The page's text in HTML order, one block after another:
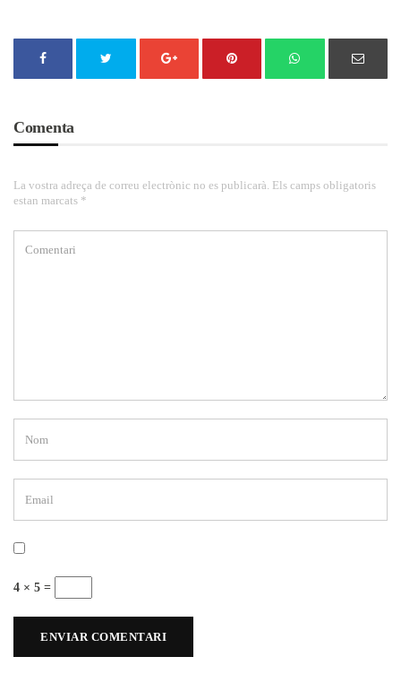
Comenta
La vostra adreça de correu electrònic no es publicarà. Els camps obligatoris
estan marcats *
4 × 5 =